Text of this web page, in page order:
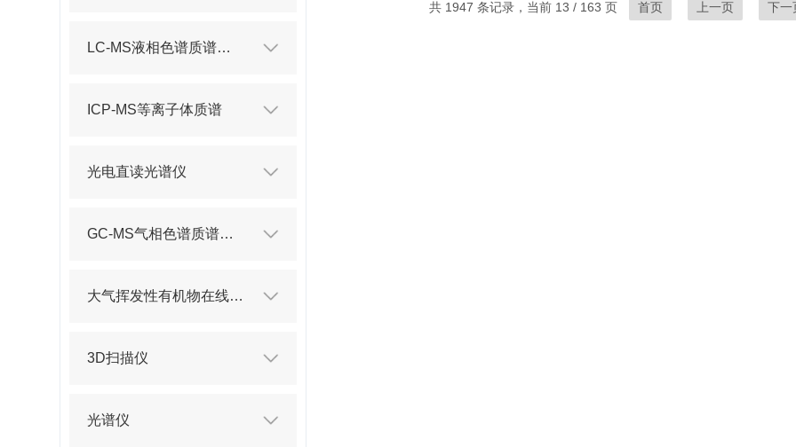
LC-MS液相色谱质谱联用仪
ICP-MS等离子体质谱
光电直读光谱仪
GC-MS气相色谱质谱联用仪
大气挥发性有机物在线分析仪
3D扫描仪
光谱仪
共 1947 条记录，当前 13 / 163 页 首页 上一页 下一